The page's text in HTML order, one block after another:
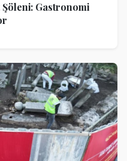
Şöleni: Gastronomi